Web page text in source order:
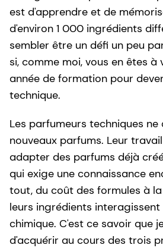
est d'apprendre et de
d'environ 1 000 ingrédients
sembler être un défi un peu
si, comme moi, vous en êtes
année de formation pour
technique.
Les parfumeurs techniques
nouveaux parfums. Leur
adapter des parfums déjà
qui exige une connaissance
tout, du coût des formules à
leurs ingrédients interagissent
chimique. C'est ce savoir que
d'acquérir au cours des trois